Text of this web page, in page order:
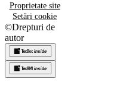
Proprietate site
Setări cookie
©Drepturi de
autor